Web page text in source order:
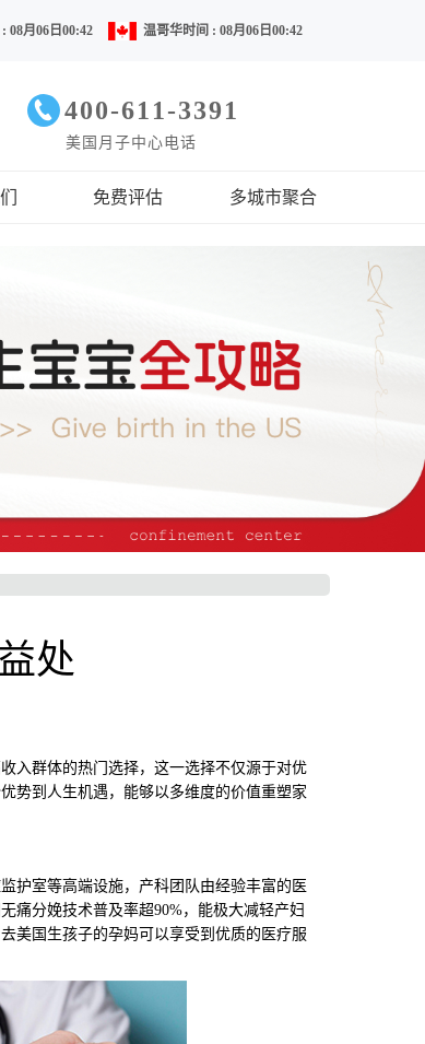
08月06日00:42 温哥华时间 : 08月06日00:42
400-611-3391
美国月子中心电话
免费评估 多城市聚合
处
群体的热门选择，这一选择不仅源于对优
势到人生机遇，能够以多维度的价值重塑家
室等高端设施，产科团队由经验丰富的医
痛分娩技术普及率超90%，能极大减轻产妇
美国生孩子的孕妈可以享受到优质的医疗服